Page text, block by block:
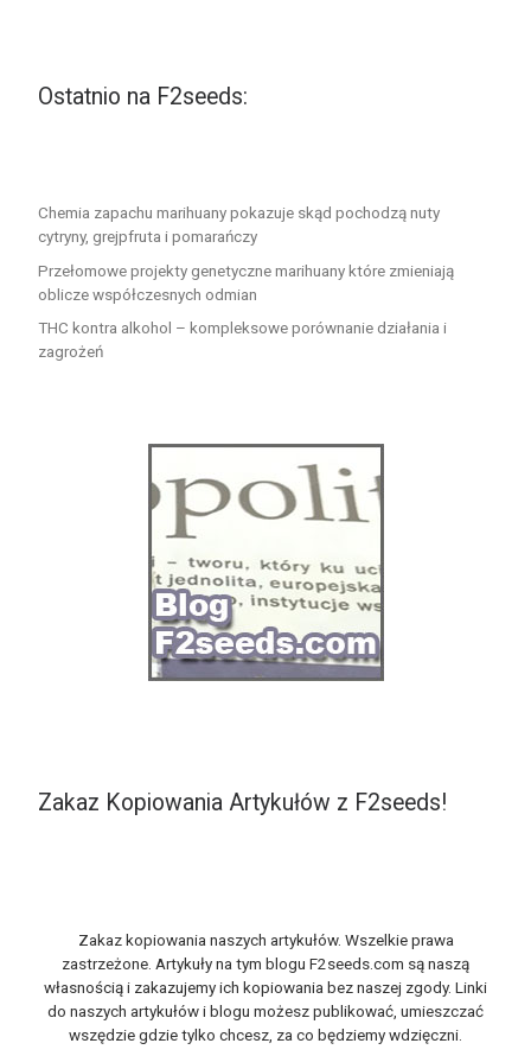
Ostatnio na F2seeds:
Chemia zapachu marihuany pokazuje skąd pochodzą nuty
cytryny, grejpfruta i pomarańczy
Przełomowe projekty genetyczne marihuany które zmieniają
oblicze współczesnych odmian
THC kontra alkohol – kompleksowe porównanie działania i
zagrożeń
Zakaz Kopiowania Artykułów z F2seeds!
Zakaz kopiowania naszych artykułów. Wszelkie prawa
zastrzeżone. Artykuły na tym blogu F2seeds.com są naszą
własnością i zakazujemy ich kopiowania bez naszej zgody. Linki
do naszych artykułów i blogu możesz publikować, umieszczać
wszędzie gdzie tylko chcesz, za co będziemy wdzięczni.